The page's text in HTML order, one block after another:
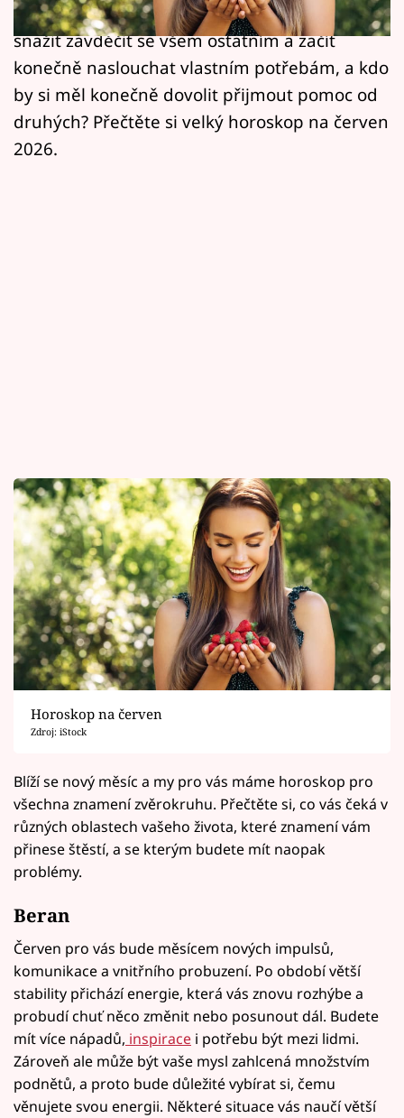
Pořady
Mámy sobě
Přihlášení
nečekaných zkušeností, kdo by se měl přestat
snažit zavděčit se všem ostatním a začít
konečně naslouchat vlastním potřebám, a kdo
by si měl konečně dovolit přijmout pomoc od
druhých? Přečtěte si velký horoskop na červen
2026.
Horoskop na červen
Zdroj: iStock
Blíží se nový měsíc a my pro vás máme horoskop pro
všechna znamení zvěrokruhu. Přečtěte si, co vás čeká v
různých oblastech vašeho života, které znamení vám
přinese štěstí, a se kterým budete mít naopak
problémy.
Beran
Červen pro vás bude měsícem nových impulsů,
komunikace a vnitřního probuzení. Po období větší
stability přichází energie, která vás znovu rozhýbe a
probudí chuť něco změnit nebo posunout dál. Budete
mít více nápadů, inspirace i potřebu být mezi lidmi.
Zároveň ale může být vaše mysl zahlcená množstvím
podnětů, a proto bude důležité vybírat si, čemu
věnujete svou energii. Některé situace vás naučí větší